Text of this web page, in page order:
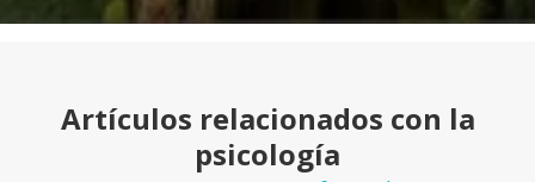
Artículos relacionados con la
psicología